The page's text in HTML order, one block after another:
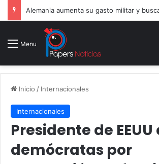
Menu
Inicio / Internacionales
Internacionales
Presidente de
demócratas por